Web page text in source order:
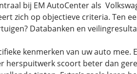
bij EM AutoCenter als
zich op objectieve criteria. Ten
Databanken en
kenmerken van uw auto
herspuitwerk scoort beter dan